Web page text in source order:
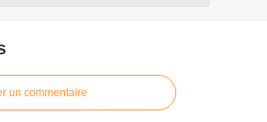
un commentaire